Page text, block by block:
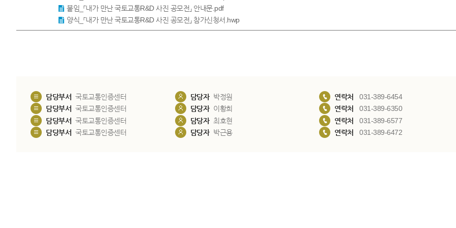
붙임_「내가 만난 국토교통R&D 사진 공모전」 안내문.pdf
양식_「내가 만난 국토교통R&D 사진 공모전」 참가신청서.hwp
담당부서 국토교통인증센터 담당자 박정원 연락처
031-389-6454
담당부서 국토교통인증센터 담당자 이황희 연락처
031-389-6350
담당부서 국토교통인증센터 담당자 최호현 연락처
031-389-6577
담당부서 국토교통인증센터 담당자 박근용 연락처 031-389-6472